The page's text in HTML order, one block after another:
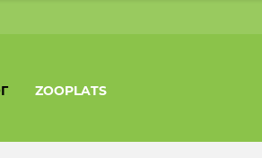
ZOOPLATS